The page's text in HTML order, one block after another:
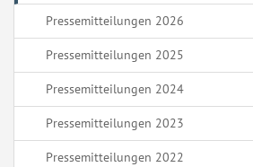
Pressemitteilungen 2026
Pressemitteilungen 2025
Pressemitteilungen 2024
Pressemitteilungen 2023
Pressemitteilungen 2022